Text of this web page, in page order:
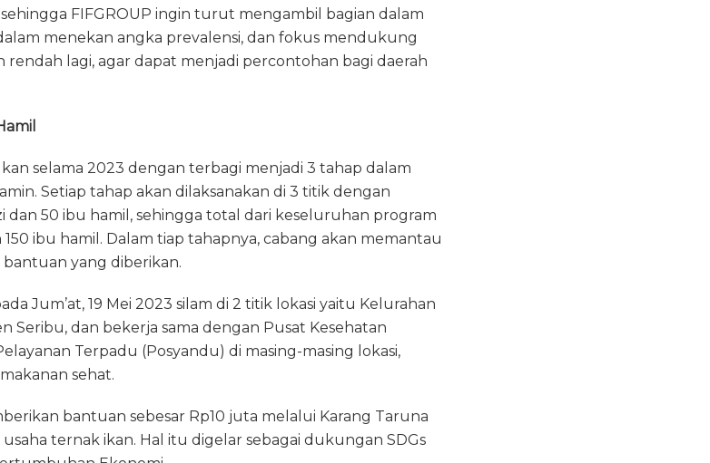
sehingga FIFGROUP ingin turut mengambil bagian dalam
menekan angka prevalensi, dan fokus mendukung
rendah lagi, agar dapat menjadi percontohan bagi daerah
selama 2023 dengan terbagi menjadi 3 tahap dalam
Setiap tahap akan dilaksanakan di 3 titik dengan
dan 50 ibu hamil, sehingga total dari keseluruhan program
ibu hamil. Dalam tiap tahapnya, cabang akan memantau
yang diberikan.
Jum’at, 19 Mei 2023 silam di 2 titik lokasi yaitu Kelurahan
Seribu, dan bekerja sama dengan Pusat Kesehatan
Terpadu (Posyandu) di masing-masing lokasi,
sehat.
bantuan sebesar Rp10 juta melalui Karang Taruna
ternak ikan. Hal itu digelar sebagai dukungan SDGs